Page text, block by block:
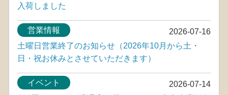
入荷しました
2026-07-16
営業情報
土曜日営業終了のお知らせ（2026年10月から土・
日・祝お休みとさせていただきます）
2026-07-14
イベント